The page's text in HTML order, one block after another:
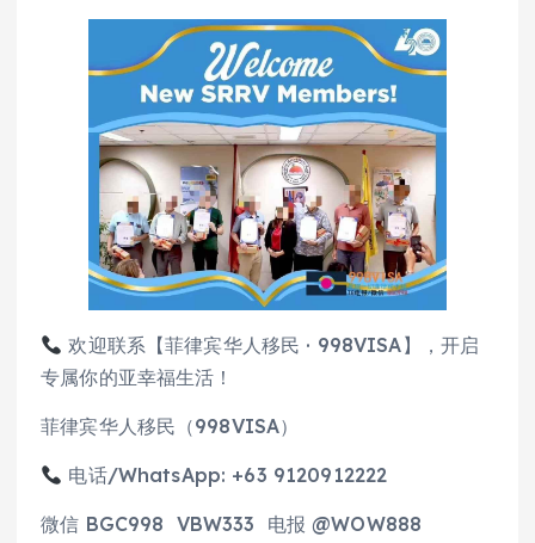
欢迎联系【菲律宾华人移民 · 998VISA】，开启
专属你的亚幸福生活！
菲律宾华人移民（998VISA）
电话/WhatsApp: +63 9120912222
微信 BGC998 VBW333 电报 @WOW888